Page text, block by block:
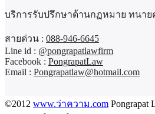
บริการรับปรึกษาด้านกฏหมาย ทนาย
สายด่วน : 088-946-6645
Line id : @pongrapatlawfirm
Facebook : PongrapatLaw
Email : Pongrapatlaw@hotmail.com
©2012 www.ว่าความ.com